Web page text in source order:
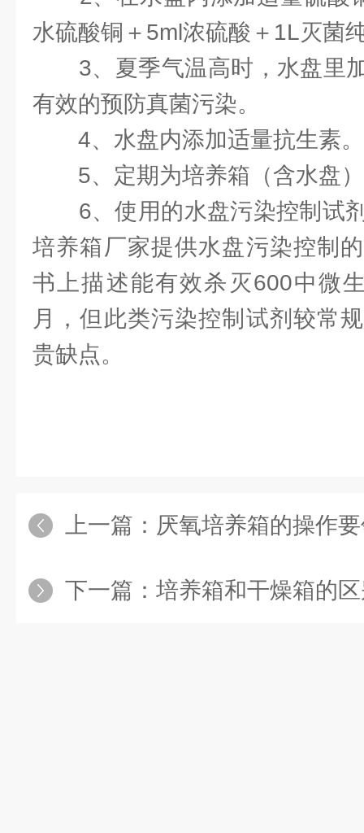
水硫酸铜＋5ml浓硫酸＋1L灭菌
3、夏季气温高时，水盘里
有效的预防真菌污染。
4、水盘内添加适量抗生素。
5、定期为培养箱（含水盘）
6、使用的水盘污染控制试剂
培养箱厂家提供水盘污染控制
书上描述能有效杀灭600中微
月，但此类污染控制试剂较常
贵缺点。
上一篇： 厌氧培养箱的操作
下一篇： 培养箱和干燥箱的